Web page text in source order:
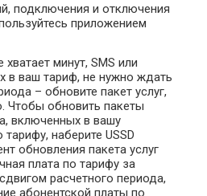
подключения и отключения
приложением
минут, SMS или
в ваш тариф, не нужно ждать
– обновите пакет услуг,
Чтобы обновить пакеты
включенных в вашу
наберите USSD
обновления пакета услуг
плата по тарифу за
расчетного периода,
абонентской платы по